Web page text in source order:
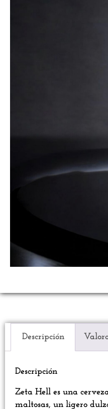
Descripción
Descripción
Zeta Hell es una
maltosas, un ligero